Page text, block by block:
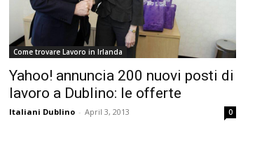
Come trovare Lavoro in Irlanda
Yahoo! annuncia 200 nuovi posti di
lavoro a Dublino: le offerte
Italiani Dublino - April 3, 2013 0